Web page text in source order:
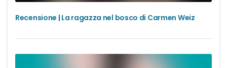
Recensione | La ragazza nel bosco di Carmen Weiz